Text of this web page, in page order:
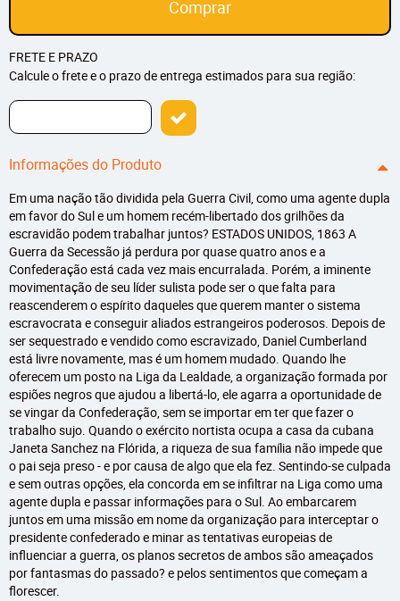
Comprar
FRETE E PRAZO
Calcule o frete e o prazo de entrega estimados para sua região:
Informações do Produto
Em uma nação tão dividida pela Guerra Civil, como uma agente dupla
em favor do Sul e um homem recém-libertado dos grilhões da
escravidão podem trabalhar juntos? ESTADOS UNIDOS, 1863 A
Guerra da Secessão já perdura por quase quatro anos e a
Confederação está cada vez mais encurralada. Porém, a iminente
movimentação de seu líder sulista pode ser o que falta para
reascenderem o espírito daqueles que querem manter o sistema
escravocrata e conseguir aliados estrangeiros poderosos. Depois de
ser sequestrado e vendido como escravizado, Daniel Cumberland
está livre novamente, mas é um homem mudado. Quando lhe
oferecem um posto na Liga da Lealdade, a organização formada por
espiões negros que ajudou a libertá-lo, ele agarra a oportunidade de
se vingar da Confederação, sem se importar em ter que fazer o
trabalho sujo. Quando o exército nortista ocupa a casa da cubana
Janeta Sanchez na Flórida, a riqueza de sua família não impede que
o pai seja preso - e por causa de algo que ela fez. Sentindo-se culpada
e sem outras opções, ela concorda em se infiltrar na Liga como uma
agente dupla e passar informações para o Sul. Ao embarcarem
juntos em uma missão em nome da organização para interceptar o
presidente confederado e minar as tentativas europeias de
influenciar a guerra, os planos secretos de ambos são ameaçados
por fantasmas do passado? e pelos sentimentos que começam a
florescer.